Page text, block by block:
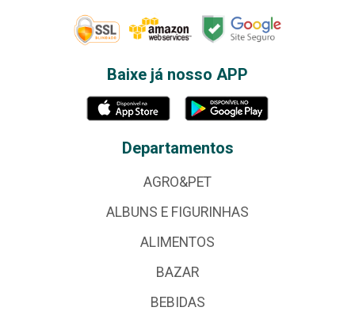
Baixe já nosso APP
Departamentos
AGRO&PET
ALBUNS E FIGURINHAS
ALIMENTOS
BAZAR
BEBIDAS